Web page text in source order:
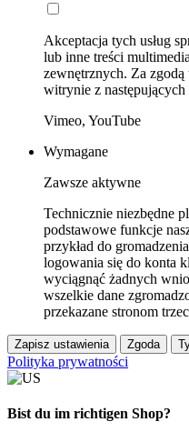
Akceptacja tych usług
lub inne treści
zewnętrznych. Za
witrynie z następujących
Vimeo, YouTube
Wymagane
Zawsze aktywne
Technicznie niezbędne
podstawowe funkcje
przykład do
logowania się do konta
wyciągnąć żadnych
wszelkie dane
przekazane stronom
Zapisz ustawienia Zgoda
Polityka prywatności
Bist du im richtigen Shop?